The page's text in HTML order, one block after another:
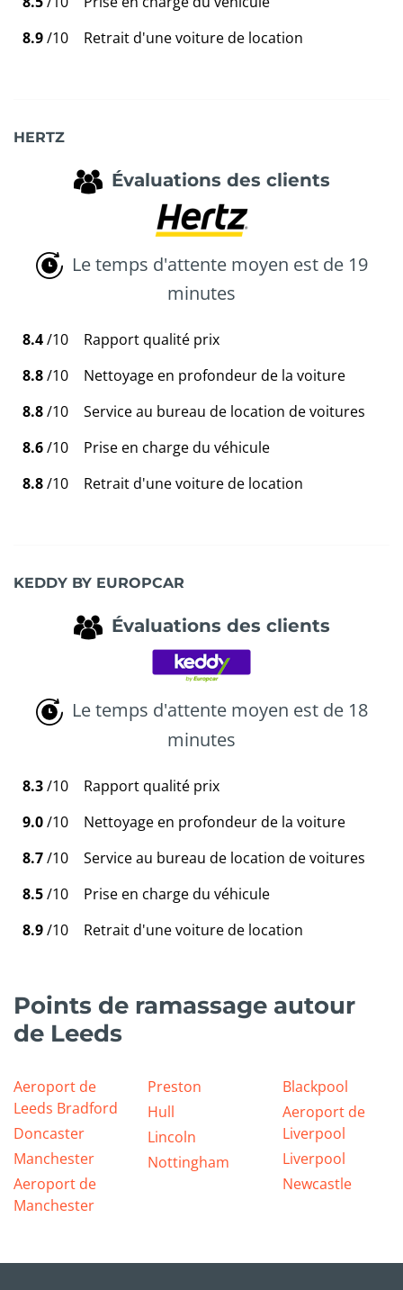
8.9/10 Retrait d'une voiture de location
HERTZ
Évaluations des clients
Le temps d'attente moyen est de 19
minutes
8.4/10
Rapport qualité prix
8.8/10
Nettoyage en profondeur de la voiture
8.8/10
Service au bureau de location de voitures
8.6/10
Prise en charge du véhicule
8.8/10 Retrait d'une voiture de location
KEDDY BY EUROPCAR
Évaluations des clients
Le temps d'attente moyen est de 18
minutes
8.3/10
Rapport qualité prix
9.0/10
Nettoyage en profondeur de la voiture
8.7/10
Service au bureau de location de voitures
8.5/10
Prise en charge du véhicule
8.9/10 Retrait d'une voiture de location
Points de ramassage autour
de Leeds
Aeroport de
Leeds Bradford
Doncaster
Manchester
Aeroport de
Manchester
Preston
Hull
Lincoln
Nottingham
Blackpool
Aeroport de
Liverpool
Liverpool
Newcastle